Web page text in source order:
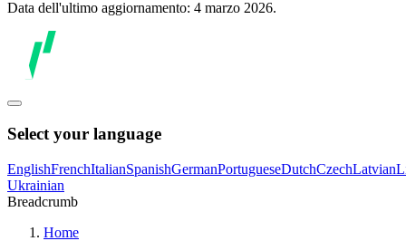
Data dell'ultimo aggiornamento: 4 marzo 2026.
Select your language
EnglishFrenchItalianSpanishGermanPortugueseDutchCzechLatvian
Ukrainian
Breadcrumb
Home